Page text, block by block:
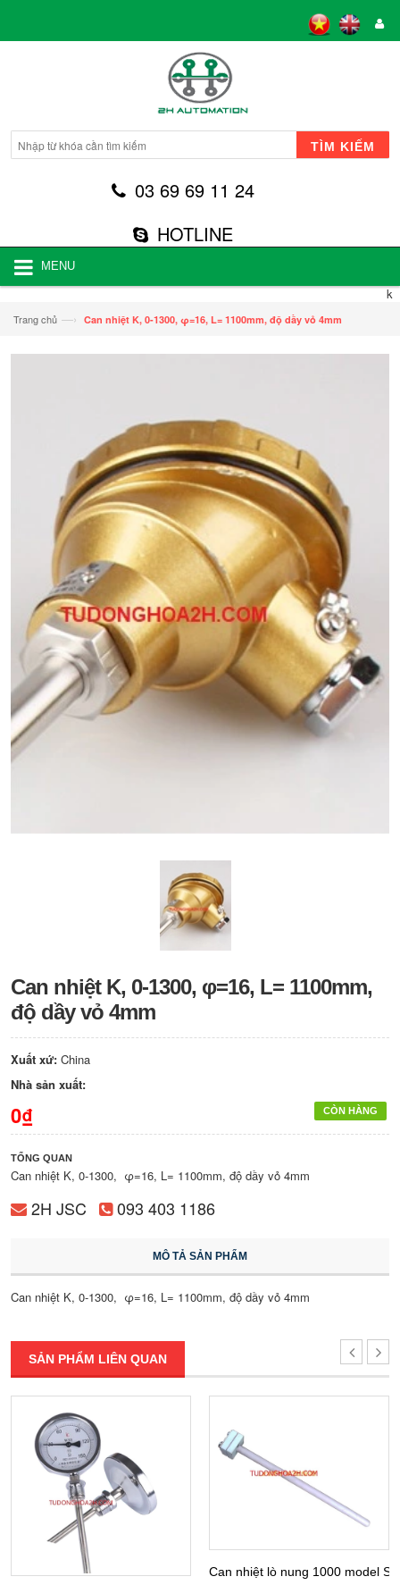
TÌM KIẾM
03 69 69 11 24
HOTLINE
MENU
k
Trang chủ —› Can nhiệt K, 0-1300, φ=16, L= 1100mm, độ dầy vỏ 4mm
Can nhiệt K, 0-1300, φ=16, L= 1100mm,
độ dầy vỏ 4mm
Xuất xứ: China
Nhà sản xuất:
CÒN HÀNG
0₫
TỔNG QUAN
Can nhiệt K, 0-1300, φ=16, L= 1100mm, độ dầy vỏ 4mm
2H JSC 093 403 1186
MÔ TẢ SẢN PHẨM
Can nhiệt K, 0-1300, φ=16, L= 1100mm, độ dầy vỏ 4mm
SẢN PHẨM LIÊN QUAN
Can nhiệt lò nung 1000 model